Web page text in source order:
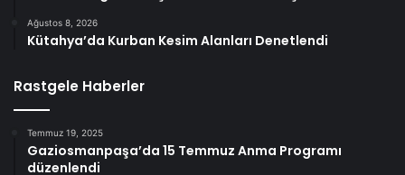
Ağustos 8, 2026
Kütahya’da Kurban Kesim Alanları Denetlendi
Rastgele Haberler
Temmuz 19, 2025
Gaziosmanpaşa’da 15 Temmuz Anma Programı
düzenlendi